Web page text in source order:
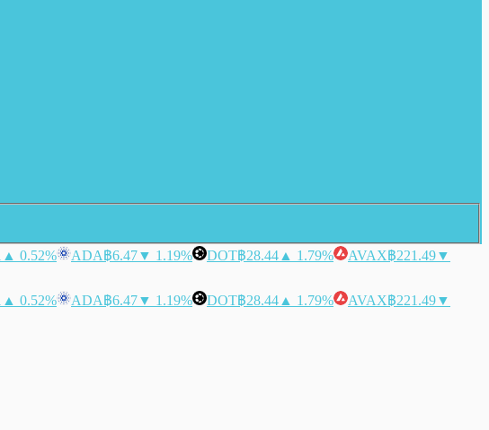
▲ 0.52% ADA฿6.47▼ 1.19% DOT฿28.44 ▲ 1.79% AVAX฿221.49▼
▲ 0.52% ADA฿6.47▼ 1.19% DOT฿28.44 ▲ 1.79% AVAX฿221.49▼